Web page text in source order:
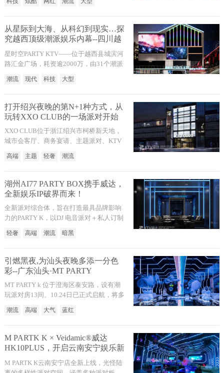
标。致力打造余姚代表性派对K、娱乐文
化标杆。每一个角落都充满了视觉焦点，
不仅在空间设计的基础上展现出艺术、潮
流文化、科技的融合，更将时下人们最热
衷元素和方式引入环境中，精雕细琢，完
美诠释极致娱乐体验的满足感。
从星际到大海、从科幻到现实…探
究越西顶级潮派娱乐内幕--四川越
西·星时空PARTY K
星时空PARTY KTV——位于越西县城滨河
路汇金广场，耗资逾2000万，由31个潮派
间、私人定制、高级美食、星级管家服务
集成派对KTV。有限的空间内将感官体验
最大限度放大，将现代科技感和包容性融
入空间的布局，以简洁的线条结构展现空
潮流 现代 科技 大型
打开绍兴夜晚的第N+1种方式，从
玩转XXO CLUB的一场派对开始
XXO CLUB位于浙江绍兴市柯桥新天地，
城市会客厅、商务宴请、主题派对、KTV
谙目标客户群体对娱乐场所的多层次需
求，轻化传统的商务KTV概念，打破刻板
印象，在“现代轻奢”的主题之下，将多元
素的娱乐场景作为设计主线，融入现代空
验模式，打造一个适合绍兴高端潮流人士
的娱乐空间。
高端 主题 轻奢 潮流
湖州AI77 PARTY BOX携手威达，
全新娱乐IP破界而来！
全新派对综合体，旨在打造最具品牌影响
力的PARTY K，以DJ 电音派对＋私人订制
派对商务娱乐综合体，这是一次极具改变
意义的全新派对 Life，它开启了AI77派对
玩法的全新篇章。为娱乐时代延续无限惊
喜与潮流精神。
轻奢 高端 潮流 暗黑
引燃黑夜,为汕头夜晚多添一分色
彩--广东汕头·MT PARTY
MT PARTY k 位于澄海区泰安路，设有潮
玩派对房13间。10.24日已正式启航，将多
头夜晚多添一分色彩，打造高端玩家聚集
地，专属圈子聚会点。宽敞大气包厢环
境，偶受部分人颇有微词的张扬前卫风
格。在不经意的西式柔暖烛光装饰下，优
雅潮玩，看似对立不容却居然又莫名的和
谐！
潮流 高端 大气 蓝红
M PARTK K × Veidamic®威达
HK10PLUS，开启云南安宁娱乐新
M PARTK K云南安宁店全新上线，光怪陆